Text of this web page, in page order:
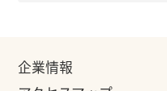
企業情報